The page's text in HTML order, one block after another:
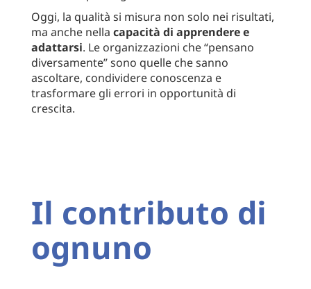
Oggi, la qualità si misura non solo nei risultati,
ma anche nella capacità di apprendere e
adattarsi. Le organizzazioni che “pensano
diversamente” sono quelle che sanno
ascoltare, condividere conoscenza e
trasformare gli errori in opportunità di
crescita.
Il contributo di
ognuno